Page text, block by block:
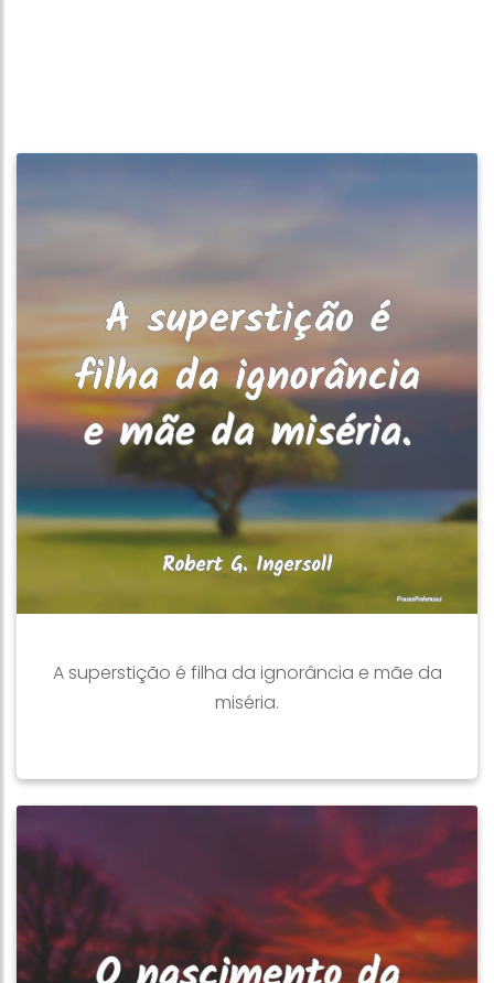
A superstição é filha da ignorância e mãe da
miséria.